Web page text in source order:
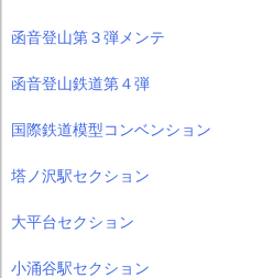
函音登山第３弾メンテ
函音登山鉄道第４弾
国際鉄道模型コンベンション
塔ノ沢駅セクション
大平台セクション
小涌谷駅セクション